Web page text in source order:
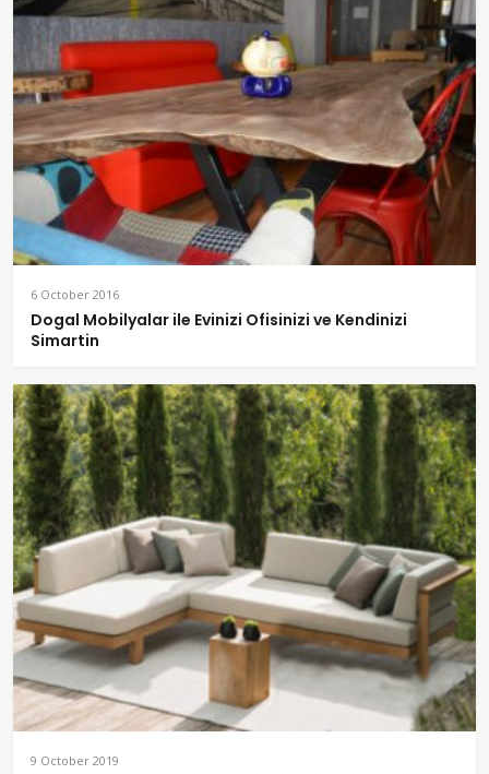
6 October 2016
Dogal Mobilyalar ile Evinizi Ofisinizi ve Kendinizi
Simartin
9 October 2019